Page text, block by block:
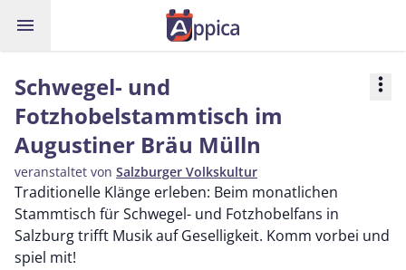
menu
Schwegel- und
Fotzhobelstammtisch im
Augustiner Bräu Mülln
veranstaltet von Salzburger Volkskultur
more_vert
Traditionelle Klänge erleben: Beim monatlichen
Stammtisch für Schwegel- und Fotzhobelfans in
Salzburg trifft Musik auf Geselligkeit. Komm vorbei und
spiel mit!